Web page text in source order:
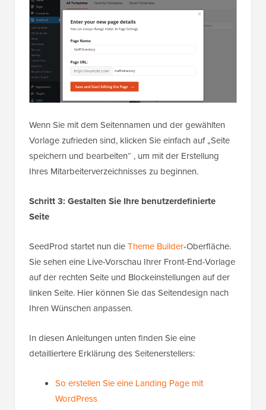
Wenn Sie mit dem Seitennamen und der gewählten
Vorlage zufrieden sind, klicken Sie einfach auf „Seite
speichern und bearbeiten“ , um mit der Erstellung
Ihres Mitarbeiterverzeichnisses zu beginnen.
Schritt 3: Gestalten Sie Ihre benutzerdefinierte
Seite
SeedProd startet nun dieTheme Builder-Oberfläche.
Sie sehen eine Live-Vorschau Ihrer Front-End-Vorlage
auf der rechten Seite und Blockeinstellungen auf der
linken Seite. Hier können Sie das Seitendesign nach
Ihren Wünschen anpassen.
In diesen Anleitungen unten finden Sie eine
detailliertere Erklärung des Seitenerstellers:
So erstellen Sie eine Landing Page mit
WordPress